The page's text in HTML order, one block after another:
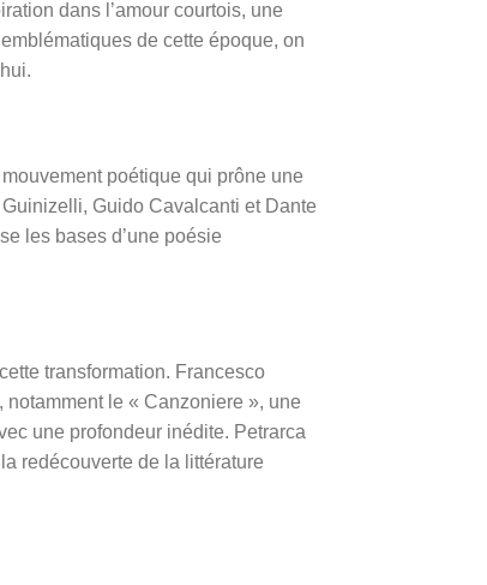
dans l’amour courtois, une
de cette époque, on
poétique qui prône une
Guido Cavalcanti et Dante
les bases d’une poésie
transformation. Francesco
le « Canzoniere », une
une profondeur inédite. Petrarca
redécouverte de la littérature